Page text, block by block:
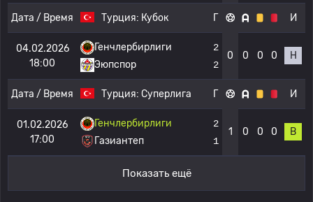
Дата / Время Турция: Кубок Г И
04.02.2026
18:00
Генчлербирлиги
Эюпспор
2
2
0 0 0 0 Н
Дата / Время Турция: Суперлига Г И
01.02.2026
17:00
Генчлербирлиги
Газиантеп
2
1
1 0 0 0 В
Показать ещё